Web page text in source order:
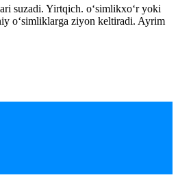
suzadi. Yirtqich. oʻsimlikxoʻr yoki
oʻsimliklarga ziyon keltiradi. Ayrim